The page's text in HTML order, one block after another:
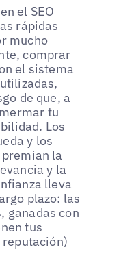
el SEO
rápidas
mucho
comprar
el sistema
de que, a
tu
Los
y los
la
y la
lleva
plazo: las
ganadas con
tus